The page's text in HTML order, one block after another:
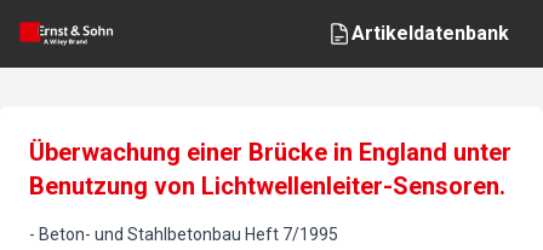
Artikeldatenbank
Überwachung einer Brücke in England unter
Benutzung von Lichtwellenleiter-Sensoren.
- Beton- und Stahlbetonbau Heft 7/1995